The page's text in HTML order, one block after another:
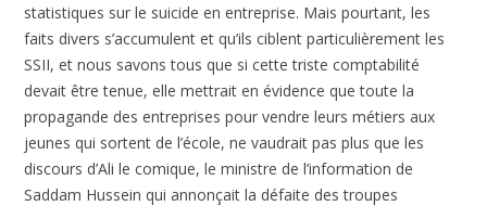
statistiques sur le suicide en entreprise. Mais pourtant, les
faits divers s’accumulent et qu’ils ciblent particulièrement les
SSII, et nous savons tous que si cette triste comptabilité
devait être tenue, elle mettrait en évidence que toute la
propagande des entreprises pour vendre leurs métiers aux
jeunes qui sortent de l’école, ne vaudrait pas plus que les
discours d’Ali le comique, le ministre de l’information de
Saddam Hussein qui annonçait la défaite des troupes